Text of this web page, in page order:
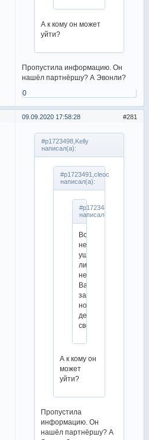
А к кому он может
уйти?
Пропустила информацию. Он
нашёл партнёршу? А Эвонли?
0
281
09.09.2020 17:58:28
#p1723498,Kelly
написал(а):
#p1723491,cleoc
написал(а):
#p1723483,uxti_tuxti
написал(а):
Вопрос
не
ушёл
литот
него
Вадим
за
новой
девой
своей
А к кому он
может
уйти?
Пропустила
информацию. Он
нашёл партнёршу? А